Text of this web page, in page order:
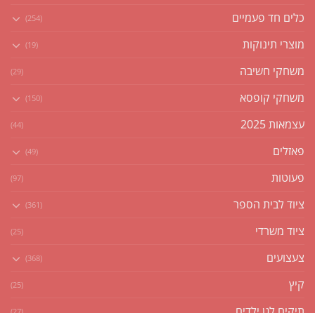
כלים חד פעמיים (254)
מוצרי תינוקות (19)
משחקי חשיבה (29)
משחקי קופסא (150)
עצמאות 2025 (44)
פאזלים (49)
פעוטות (97)
ציוד לבית הספר (361)
ציוד משרדי (25)
צעצועים (368)
קיץ (25)